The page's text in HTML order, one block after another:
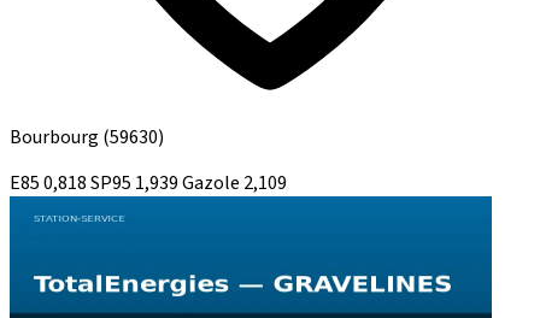
Bourbourg (59630)
E850,818SP95 1,939Gazole 2,109